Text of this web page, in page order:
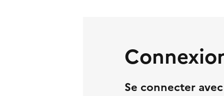
Se connecter